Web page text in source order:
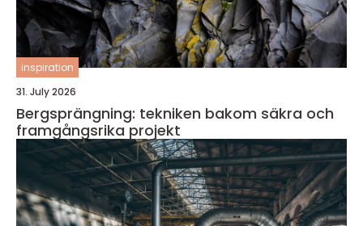
inspiration
31. July 2026
Bergsprängning: tekniken bakom säkra och
framgångsrika projekt